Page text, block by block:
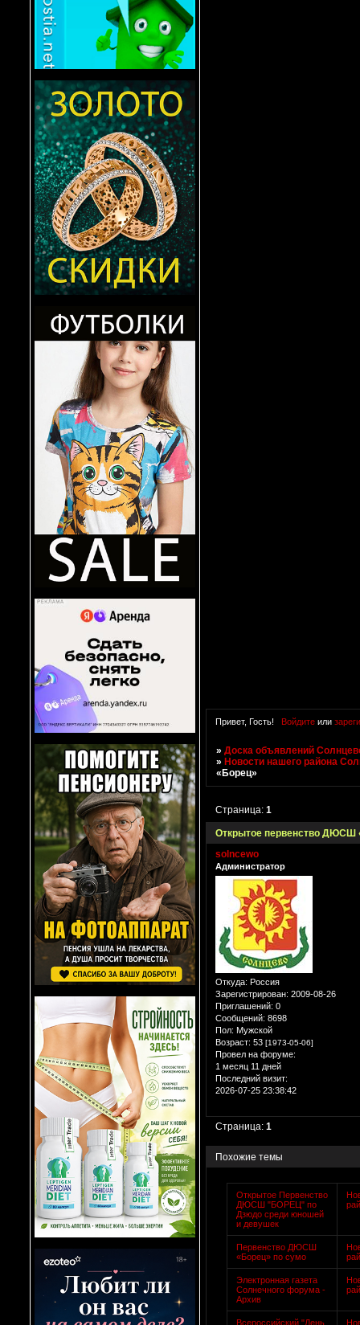
Привет, Гость! Войдитеили
»Доска объявлений
»Новости нашего района
«Борец»
Открытое первенство ДЮСШ
Страница:1
solncewo
Администратор
Откуда: Россия
Зарегистрирован: 2009-08-26
Приглашений: 0
Сообщений: 8698
Пол: Мужской
Возраст: 53 [1973-05-06]
Провел на форуме:
1 месяц 11 дней
Последний визит:
2026-07-25 23:38:42
Страница:1
Похожие темы
Открытое Первенство
ДЮСШ "БОРЕЦ" по
Дзюдо среди юношей
и девушек
Первенство ДЮСШ
«Борец» по сумо
Электронная газета
Солнечного форума -
Архив
Всероссийский "День